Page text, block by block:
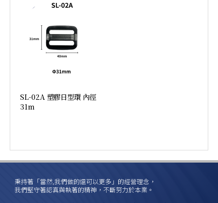
SL-02A 塑膠日型環 內徑
31m
秉持著「當然,我們做的還可以更多」的經營理念，
我們堅守著認真與執著的精神，不斷努力於本業。